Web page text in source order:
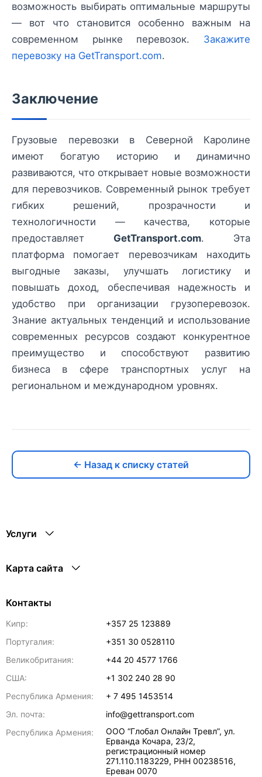
возможность выбирать оптимальные маршруты
— вот что становится особенно важным на
современном рынке перевозок. Закажите
перевозку на GetTransport.com.
Заключение
Грузовые перевозки в Северной Каролине
имеют богатую историю и динамично
развиваются, что открывает новые возможности
для перевозчиков. Современный рынок требует
гибких решений, прозрачности и
технологичности — качества, которые
предоставляет GetTransport.com. Эта
платформа помогает перевозчикам находить
выгодные заказы, улучшать логистику и
повышать доход, обеспечивая надежность и
удобство при организации грузоперевозок.
Знание актуальных тенденций и использование
современных ресурсов создают конкурентное
преимущество и способствуют развитию
бизнеса в сфере транспортных услуг на
региональном и международном уровнях.
← Назад к списку статей
Услуги
Карта сайта
Контакты
Кипр:
+357 25 123889
Португалия:
+351 30 0528110
Великобритания:
+44 20 4577 1766
США:
+1 302 240 28 90
Республика Армения:
+ 7 495 1453514
Эл. почта:
info@gettransport.com
Республика Армения:
ООО “Глобал Онлайн Тревл”, ул.
Ерванда Кочара, 23/2,
регистрационный номер
271.110.1183229, РНН 00238516,
Ереван 0070